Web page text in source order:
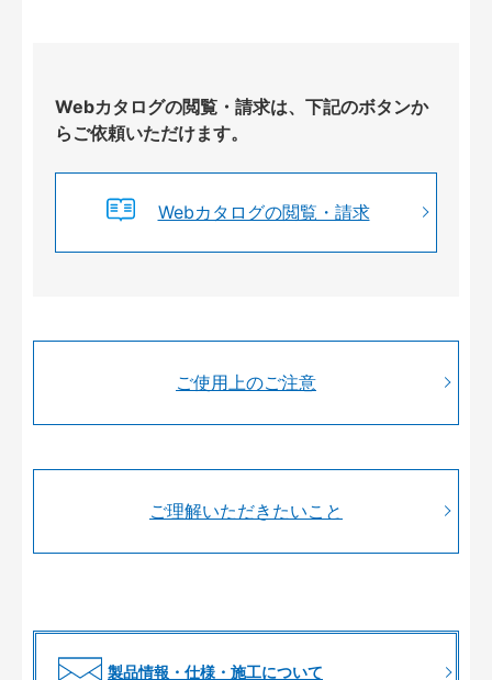
Webカタログの閲覧・請求は、下記のボタンか
らご依頼いただけます。
Webカタログの閲覧・請求
ご使用上のご注意
ご理解いただきたいこと
製品情報・仕様・施工について